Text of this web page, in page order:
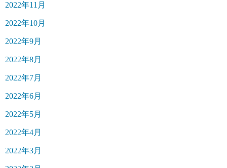
2022年11月
2022年10月
2022年9月
2022年8月
2022年7月
2022年6月
2022年5月
2022年4月
2022年3月